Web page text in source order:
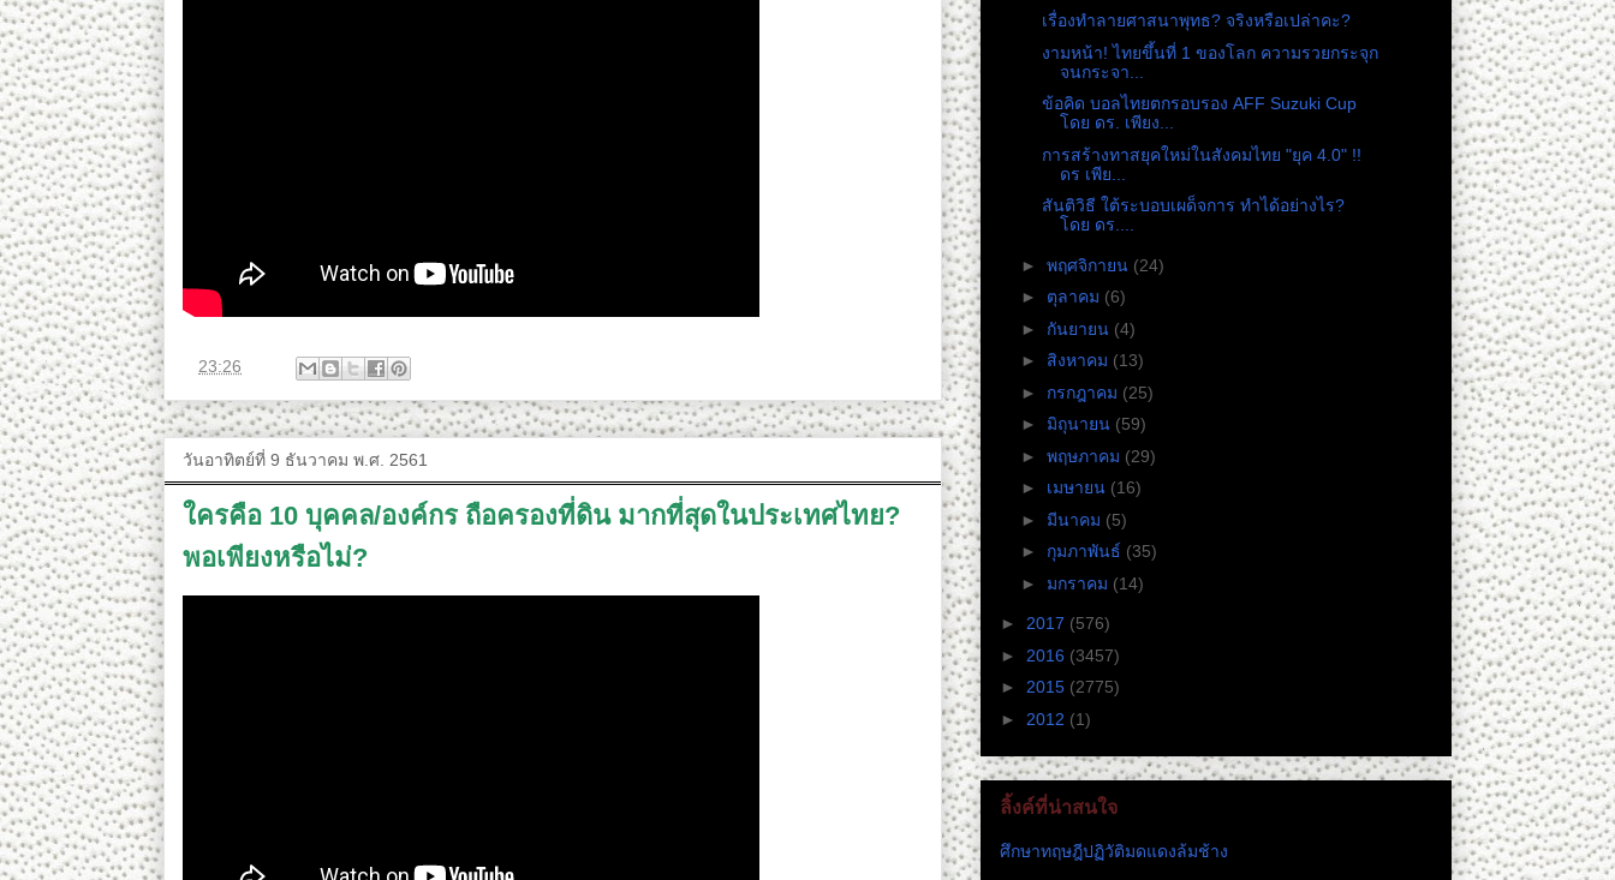
23:26
วันอาทิตย์ที่ 9 ธันวาคม พ.ศ. 2561
ใครคือ 10 บุคคล/องค์กร ถือครองที่ดิน มากที่สุดในประเทศไทย?
พอเพียงหรือไม่?
เรื่องทำลายศาสนาพุทธ? จริงหรือเปล่าคะ?
งามหน้า! ไทยขึ้นที่ 1 ของโลก ความรวยกระจุก
จนกระจา...
ข้อคิด บอลไทยตกรอบรอง AFF Suzuki Cup
โดย ดร. เพียง...
การสร้างทาสยุคใหม่ในสังคมไทย "ยุค 4.0" !!
ดร เพีย...
สันติวิธี ใต้ระบอบเผด็จการ ทำได้อย่างไร?
โดย ดร.​...
► พฤศจิกายน (24)
► ตุลาคม (6)
► กันยายน (4)
► สิงหาคม (13)
► กรกฎาคม (25)
► มิถุนายน (59)
► พฤษภาคม (29)
► เมษายน (16)
► มีนาคม (5)
► กุมภาพันธ์ (35)
► มกราคม (14)
► 2017 (576)
► 2016 (3457)
► 2015 (2775)
► 2012 (1)
ลิ้งค์ที่น่าสนใจ
ศึกษาทฤษฎีปฏิวัติมดแดงล้มช้าง